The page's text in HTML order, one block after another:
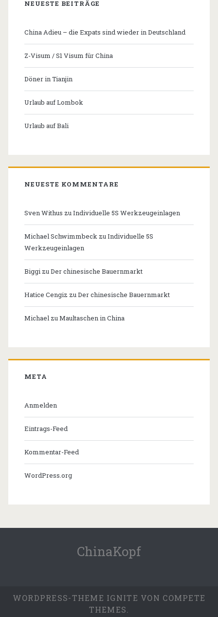
NEUESTE BEITRÄGE
China Adieu – die Expats sind wieder in Deutschland
Z-Visum / S1 Visum für China
Döner in Tianjin
Urlaub auf Lombok
Urlaub auf Bali
NEUESTE KOMMENTARE
Sven Withus zuIndividuelle 5S Werkzeugeinlagen
Michael SchwimmbeckzuIndividuelle 5S
Werkzeugeinlagen
BiggizuDer chinesische Bauernmarkt
Hatice Cengiz zuDer chinesische Bauernmarkt
MichaelzuMaultaschen in China
META
Anmelden
Eintrags-Feed
Kommentar-Feed
WordPress.org
ChinaKopf
WORDPRESS-THEME IGNITE VON COMPETE
THEMES.